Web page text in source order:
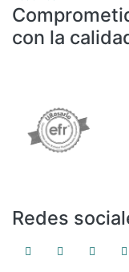
con la
Redes